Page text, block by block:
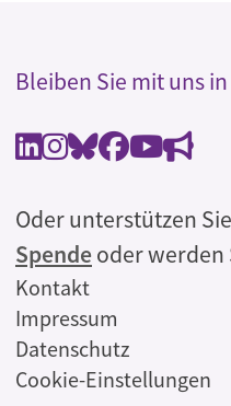
Bleiben Sie mit uns
Oder unterstützen
Spendeoder werden
Rechtliches
Kontakt
Impressum
Datenschutz
Cookie-Einstellungen